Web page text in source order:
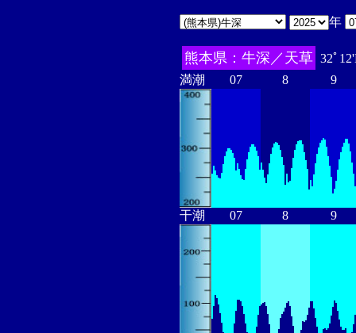
年
熊本県：牛深／天草 32ﾟ
満潮
07 8 9
干潮 07 8 9